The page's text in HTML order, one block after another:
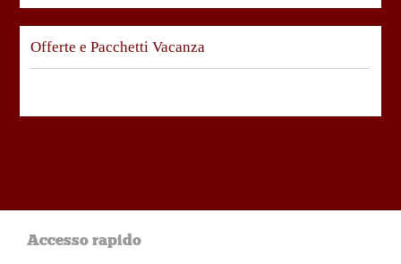
Offerte e Pacchetti Vacanza
Accesso rapido